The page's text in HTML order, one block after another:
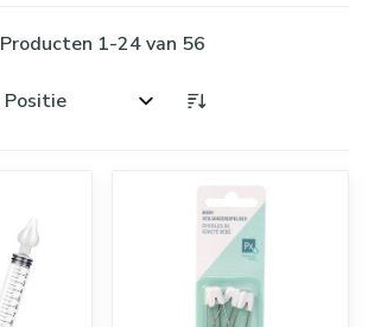
Producten 1-24van 56
Sorteer op: